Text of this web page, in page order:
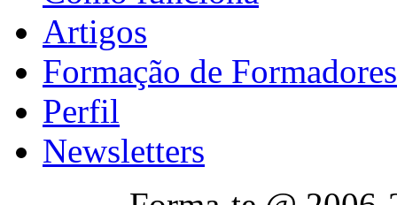
Artigos
Formação de Formadores
Perfil
Newsletters